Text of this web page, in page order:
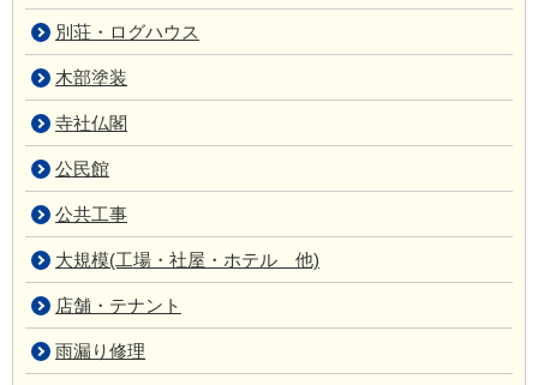
別荘・ログハウス
木部塗装
寺社仏閣
公民館
公共工事
大規模(工場・社屋・ホテル 他)
店舗・テナント
雨漏り修理